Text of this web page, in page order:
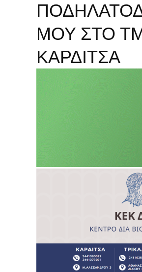
ΜΟΥ ΣΤΟ
ΚΑΡΔΙΤΣΑ